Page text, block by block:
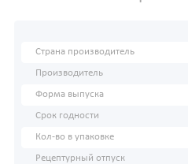
Страна производитель
Производитель
Форма выпуска
Срок годности
Кол-во в упаковке
Рецептурный отпуск